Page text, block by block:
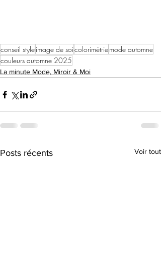
conseil styleimage de soicolorimétriemode automne
couleurs automne 2025
La minute Mode, Miroir & Moi
Posts récents Voir tout